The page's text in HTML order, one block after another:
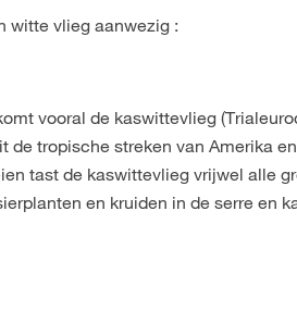
witte vlieg aanwezig :
vooral de kaswittevlieg
tropische streken van Amerika
tast de kaswittevlieg vrijwel alle
en kruiden in de serre en